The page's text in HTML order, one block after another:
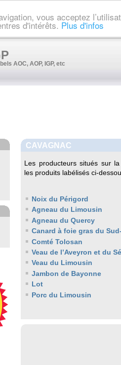
vous acceptez
d'intérêts. Plus d'infos
AOC, AOP, IGP, etc
CAVAGNAC
Les producteurs situés sur
les produits labélisés ci-
Noix du Périgord
Agneau du Limousin
Agneau du Quercy
Canard à foie gras du
Comté Tolosan
Veau de l’Aveyron et du
Veau du Limousin
Jambon de Bayonne
Lot
Porc du Limousin